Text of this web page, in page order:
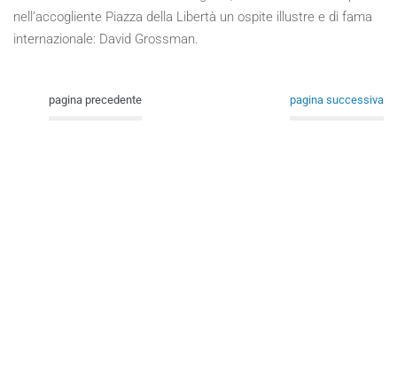
nell’accogliente Piazza della Libertà un ospite illustre e di fama
internazionale: David Grossman.
pagina precedente pagina successiva